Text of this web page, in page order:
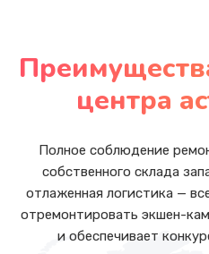
от
Замена
от 500
центра
Полное соблюдение
собственного склада
отлаженная логистика —
отремонтировать экшен-
и обеспечивает